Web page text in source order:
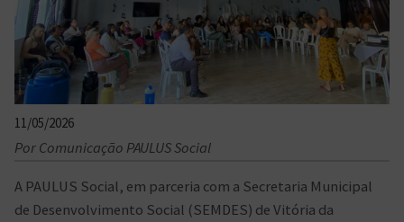
11/05/2026
Por Comunicação PAULUS Social
A PAULUS Social, em parceria com a Secretaria Municipal
de Desenvolvimento Social (SEMDES) de Vitória da